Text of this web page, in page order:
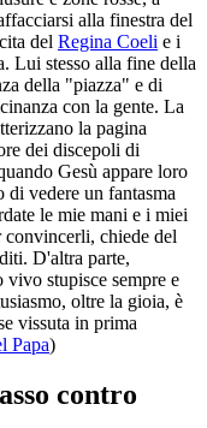
alla finestra del
del Regina Coeli e i
Lui stesso alla fine della
della "piazza" e di
con la gente. La
la pagina
dei discepoli di
Gesù appare loro
di vedere un fantasma
le mie mani e i miei
chiede del
D'altra parte,
stupisce sempre e
oltre la gioia, è
vissuta in prima
Papa)
contro